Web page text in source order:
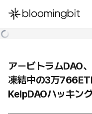
한국어
アービトラムDAO、
凍結中の3万
KelpDAOハッキン